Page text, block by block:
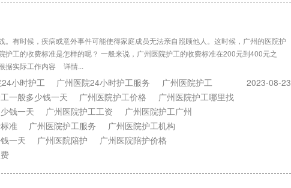
。有时候，疾病或意外事件可能使得家庭成员无法亲自照顾他人。这时候，广州的医院护
护工的收费标准是怎样的呢？ 一般来说，广州医院护工的收费标准在200元到400元之
据实际工作内容
详情...
小时护工 广州医院24小时护工服务
广州医院护工
一般多少钱一天 广州医院护工价格
广州医院护工哪里找
钱一天 广州医院护工工资
广州医院护工广州
准 广州医院护工服务
广州医院护工机构
一天 广州医院陪护
广州医院陪护价格
2023-08-23